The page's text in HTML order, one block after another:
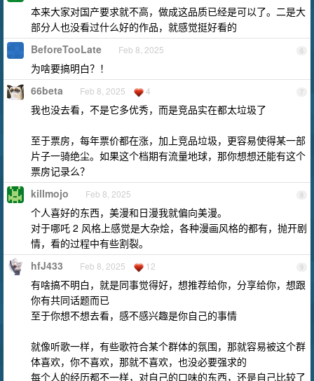
本来大家对国产要求就不高，做成这品质已经是可以了。二是大
部分人也没看过什么好的作品，就感觉挺好看的
6
BeforeTooLate Feb 8, 2025
为啥要搞明白？！
7
66beta Feb 8, 2025 4
我也没去看，不是它多优秀，而是竞品实在都太垃圾了
至于票房，每年票价都在涨，加上竞品垃圾，更容易使得某一部
片子一骑绝尘。如果这个档期有流量地球，那你想想还能有这个
票房记录么？
8
killmojo Feb 8, 2025
个人喜好的东西，美漫和日漫我就偏向美漫。
对于哪吒 2 风格上感觉是大杂烩，各种漫画风格的都有，抛开剧
情，看的过程中有些割裂。
9
hfJ433 Feb 8, 2025 12
有啥搞不明白，就是同事觉得好，想推荐给你，分享给你，想跟
你有共同话题而已
至于你想不想去看，感不感兴趣是你自己的事情
就像听歌一样，有些歌符合某个群体的氛围，那就容易被这个群
体喜欢，你不喜欢，那就不喜欢，也没必要强求的
每个人的经历都不一样，对自己的口味的东西，还是自己比较了